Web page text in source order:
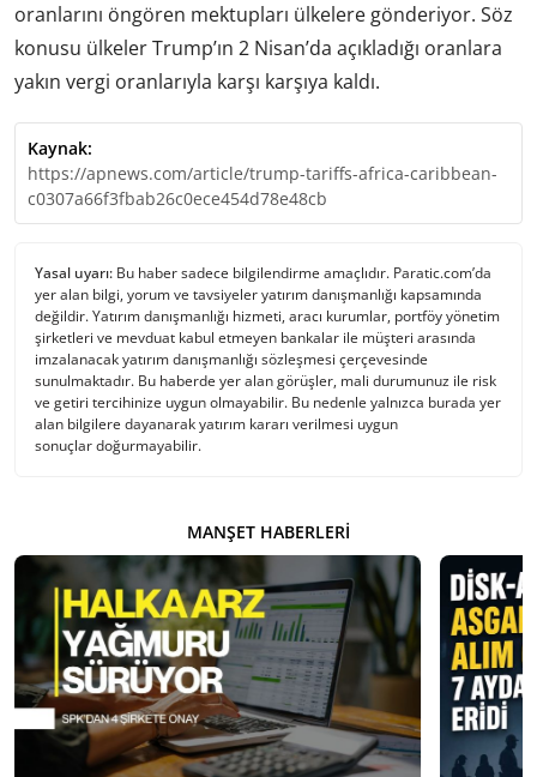
oranlarını öngören mektupları ülkelere gönderiyor. Söz
konusu ülkeler Trump’ın 2 Nisan’da açıkladığı oranlara
yakın vergi oranlarıyla karşı karşıya kaldı.
Kaynak:
https://apnews.com/article/trump-tariffs-africa-caribbean-
c0307a66f3fbab26c0ece454d78e48cb
Yasal uyarı: Bu haber sadece bilgilendirme amaçlıdır. Paratic.com’da
yer alan bilgi, yorum ve tavsiyeler yatırım danışmanlığı kapsamında
değildir. Yatırım danışmanlığı hizmeti, aracı kurumlar, portföy yönetim
şirketleri ve mevduat kabul etmeyen bankalar ile müşteri arasında
imzalanacak yatırım danışmanlığı sözleşmesi çerçevesinde
sunulmaktadır. Bu haberde yer alan görüşler, mali durumunuz ile risk
ve getiri tercihinize uygun olmayabilir. Bu nedenle yalnızca burada yer
alan bilgilere dayanarak yatırım kararı verilmesi uygun
sonuçlar doğurmayabilir.
MANŞET HABERLERI